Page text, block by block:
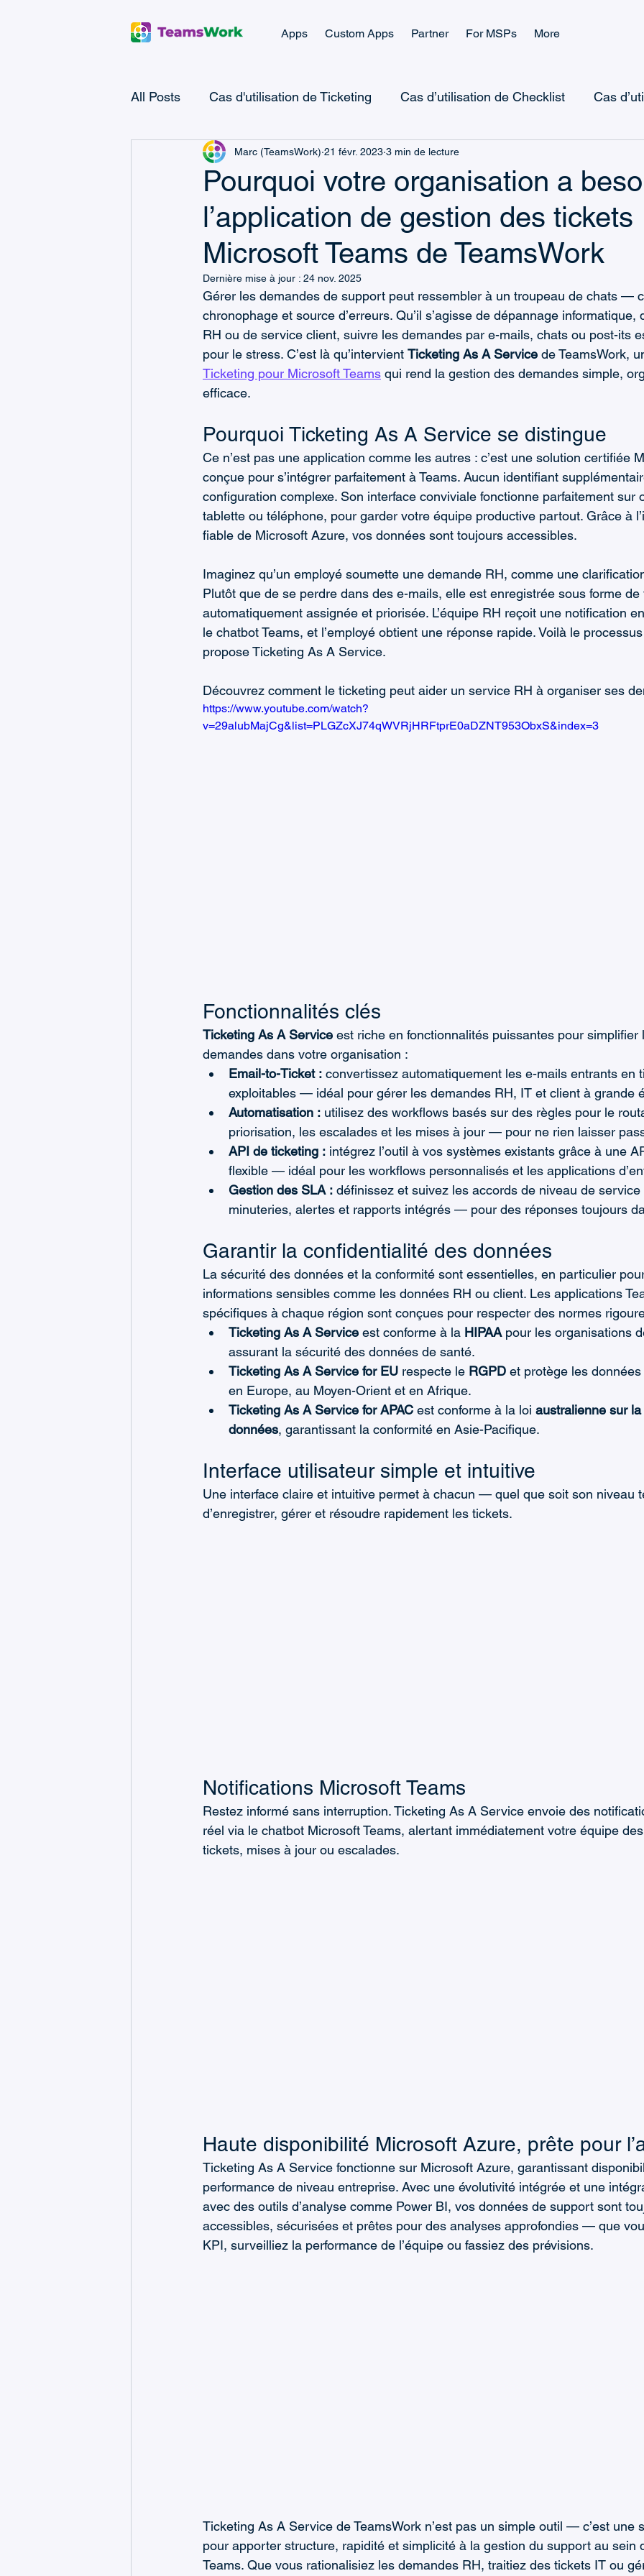
Apps Custom Apps Partner For MSPs More
All Posts Cas d'utilisation de Ticketing Cas d’utilisation de Checklist Cas
Microsoft Teams Ticketing Microsoft Teams Checklist
Ticketing Landing Page Microsoft Teams CRM Microsoft Power Automate
Assistance Informatique Gestion des Tâches
Pourquoi votre organisation a
l’application de gestion des tickets
Microsoft Teams de TeamsWork
Marc (TeamsWork) 21 févr. 2023 3 min de lecture
Dernière mise à jour : 24 nov. 2025
Gérer les demandes de support peut ressembler à un troupeau de chats —
chronophage et source d’erreurs. Qu’il s’agisse de dépannage informatique,
RH ou de service client, suivre les demandes par e-mails, chats ou post-its
pour le stress. C’est là qu’intervient Ticketing As A Service de TeamsWork,
Ticketing pour Microsoft Teams qui rend la gestion des demandes simple,
efficace.
Pourquoi Ticketing As A Service se distingue
Ce n’est pas une application comme les autres : c’est une solution certifiée
conçue pour s’intégrer parfaitement à Teams. Aucun identifiant
configuration complexe. Son interface conviviale fonctionne parfaitement sur
tablette ou téléphone, pour garder votre équipe productive partout. Grâce à
fiable de Microsoft Azure, vos données sont toujours accessibles.
Imaginez qu’un employé soumette une demande RH, comme une
Plutôt que de se perdre dans des e-mails, elle est enregistrée sous forme de
automatiquement assignée et priorisée. L’équipe RH reçoit une notification
le chatbot Teams, et l’employé obtient une réponse rapide. Voilà le
propose Ticketing As A Service.
Découvrez comment le ticketing peut aider un service RH à organiser ses
https://www.youtube.com/watch?
v=29alubMajCg&list=PLGZcXJ74qWVRjHRFtprE0aDZNT953ObxS&index=3
Fonctionnalités clés
Ticketing As A Service est riche en fonctionnalités puissantes pour simplifier
demandes dans votre organisation :
Email-to-Ticket : convertissez automatiquement les e-mails entrants en
exploitables — idéal pour gérer les demandes RH, IT et client à grande
Automatisation : utilisez des workflows basés sur des règles pour le
priorisation, les escalades et les mises à jour — pour ne rien laisser
API de ticketing : intégrez l’outil à vos systèmes existants grâce à une
flexible — idéal pour les workflows personnalisés et les applications
Gestion des SLA : définissez et suivez les accords de niveau de service
minuteries, alertes et rapports intégrés — pour des réponses toujours
Garantir la confidentialité des données
La sécurité des données et la conformité sont essentielles, en particulier
informations sensibles comme les données RH ou client. Les applications
spécifiques à chaque région sont conçues pour respecter des normes
Ticketing As A Service est conforme à la HIPAA pour les organisations
assurant la sécurité des données de santé.
Ticketing As A Service for EU respecte le RGPD et protège les
en Europe, au Moyen-Orient et en Afrique.
Ticketing As A Service for APAC est conforme à la loi australienne sur
données, garantissant la conformité en Asie-Pacifique.
Interface utilisateur simple et intuitive
Une interface claire et intuitive permet à chacun — quel que soit son niveau
d’enregistrer, gérer et résoudre rapidement les tickets.
Notifications Microsoft Teams
Restez informé sans interruption. Ticketing As A Service envoie des
réel via le chatbot Microsoft Teams, alertant immédiatement votre équipe
tickets, mises à jour ou escalades.
Haute disponibilité Microsoft Azure, prête pour
Ticketing As A Service fonctionne sur Microsoft Azure, garantissant
performance de niveau entreprise. Avec une évolutivité intégrée et une
avec des outils d’analyse comme Power BI, vos données de support sont
accessibles, sécurisées et prêtes pour des analyses approfondies — que
KPI, surveilliez la performance de l’équipe ou fassiez des prévisions.
Ticketing As A Service de TeamsWork n’est pas un simple outil — c’est une
pour apporter structure, rapidité et simplicité à la gestion du support au sein
Teams. Que vous rationalisiez les demandes RH, traitiez des tickets IT ou